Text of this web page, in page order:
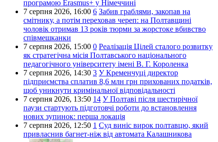
програмою Erasmus+ у Німеччині
7 серпня 2026, 16:00 6 Забив граблями, закопав на
смітнику, а потім переховав череп: на Полтавщині
чоловік отримав 13 років тюрми за жорстоке вбивство
співмешканки
7 серпня 2026, 15:00 0 Реалізація Цілей сталого розвитку
як стратегічна місія Полтавського національного
педагогічного університету імені В. Г. Короленка
7 серпня 2026, 14:30 3 У Кременчуці директор
підприємства сплатив 8,6 млн грн прихованих податків,
щоб уникнути кримінальної відповідальності
7 серпня 2026, 13:50 14 У Полтаві після шестирічної
паузи стартують підготовчі роботи до встановлення
нових зупинок: перша локація
7 серпня 2026, 12:50 1 Суд виніс вирок полтавцю, який
привласнив багнет-ніж від автомата Калашникова